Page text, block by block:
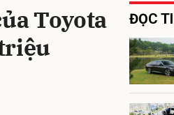
Toyota
ĐỌC